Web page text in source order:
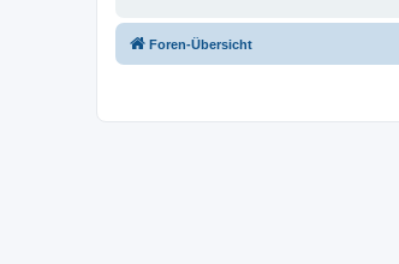
Foren-Übersicht